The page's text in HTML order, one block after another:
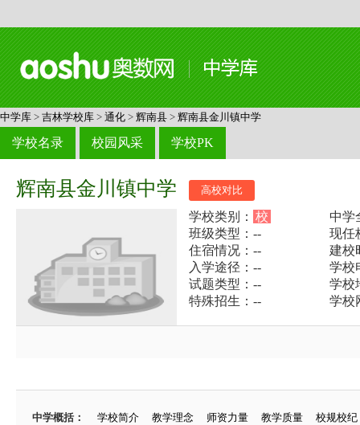
中学库 > 吉林学校库 > 通化 > 辉南县 > 辉南县金川镇中学
学校名录 校园风采 学校PK
辉南县金川镇中学 高校对比
学校类别： 校
中学
班级类型：--
现任
住宿情况：--
建校
入学途径：--
学校
试题类型：--
学校
特殊招生：--
学校
中学概括： 学校简介 教学理念 师资力量 教学质量
校规校纪